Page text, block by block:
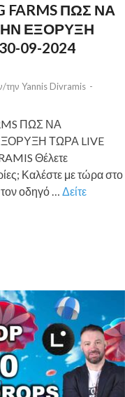
FARMS ΠΩΣ ΝΑ
ΕΞΟΡΥΞΗ
09-2024
την Yannis Divramis -
ΠΩΣ ΝΑ
ΤΩΡΑ LIVE
Θέλετε
Καλέστε με τώρα στο
οδηγό … Δείτε